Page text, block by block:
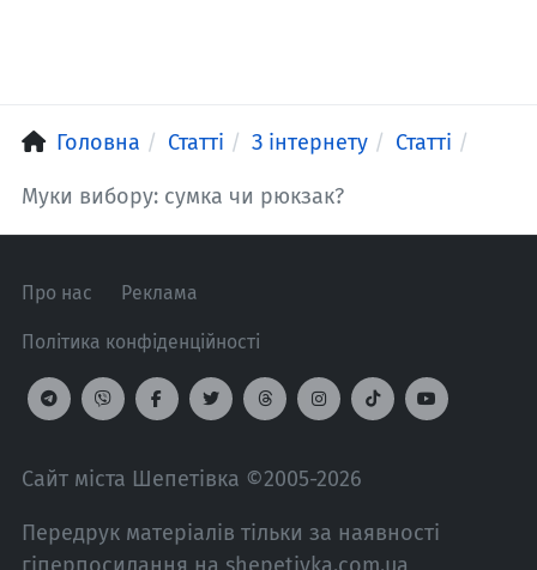
Головна Статті З інтернету Статті
Муки вибору: сумка чи рюкзак?
Про нас Реклама
Політика конфіденційності
Сайт міста Шепетівка ©2005-2026
Передрук матеріалів тільки за наявності
гіперпосилання на shepetivka.com.ua